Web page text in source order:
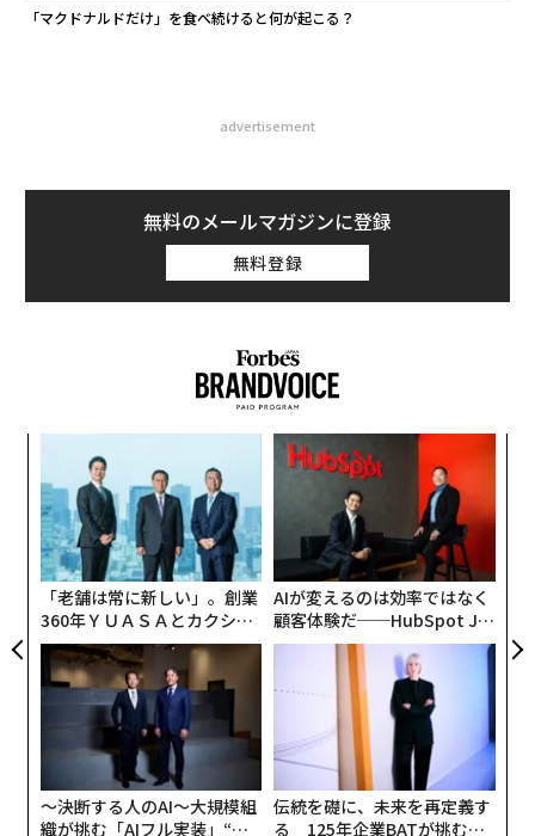
「マクドナルドだけ」を食べ続けると何が起こる？
advertisement
無料のメールマガジンに登録
無料登録
「老舗は常に新しい」。創業
360年ＹＵＡＳＡとカクシン
CEO田尻望が語る、AIを超え
る人の価値
AIが変えるのは効率ではなく
顧客体験だ──HubSpot Ja
panが語る「Grow Better」
な組織のつくり方
〜決断する人のAI〜大規模組
織が挑む「AIフル実装」“使
伝統を礎に、未来を再定義す
る 125年企業BATが挑むス